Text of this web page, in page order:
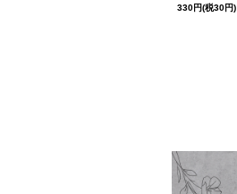
330円(税30円)